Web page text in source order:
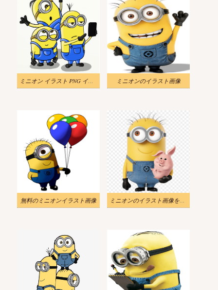
ミニオン イラスト PNG イメージ ミニオンのイラスト画像
無料のミニオンイラスト画像 ミニオンのイラスト画像をダウンロード